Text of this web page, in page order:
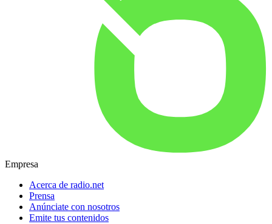
Empresa
Acerca de radio.net
Prensa
Anúnciate con nosotros
Emite tus contenidos